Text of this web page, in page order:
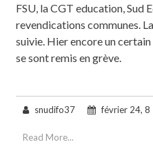
FSU, la CGT education, Sud
revendications communes.
suivie. Hier encore un
se sont remis en grève.
snudifo37 février 24, 8
Read More...